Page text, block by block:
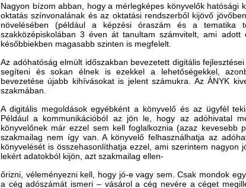
Nagyon bízom abban, hogy a mérlegképes könyvelők hatósági
oktatás színvonalának és az oktatási rendszerből kijövő
növelésében (például a képzési óraszám és a tematika
szakközépiskolában 3 éven át tanultam számvitelt, ami
későbbiekben magasabb szinten is megfelelt.
Az adóhatóság elmúlt időszakban bevezetett digitális
segíteni és sokan élnek is ezekkel a lehetőségekkel,
bevezetése újabb kihívásokat is jelent számukra. Az ÁNYK
szakmában.
A digitális megoldások egyébként a könyvelő és az ügyfél
Például a kommunikációból az jön le, hogy az adóhivatal
könyvelőnek már ezzel sem kell foglalkoznia (azaz kevesebb
szakmailag nem így van. A könyvelő felhasználhatja az
könyvelését is összehasonlíthatja ezzel, ami szerintem nagyon
lekért adatokból kijön, azt szakmailag ellen-
őrizni, véleményezni kell, hogy jó-e vagy sem. Csak mondok
a cég adószámát ismeri – vásárol a cég nevére a céget